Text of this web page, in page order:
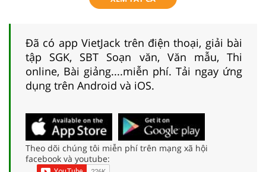
Đã có app VietJack trên điện thoại, giải bài
tập SGK, SBT Soạn văn, Văn mẫu, Thi
online, Bài giảng....miễn phí. Tải ngay ứng
dụng trên Android và iOS.
Theo dõi chúng tôi miễn phí trên mạng xã hội
facebook và youtube: